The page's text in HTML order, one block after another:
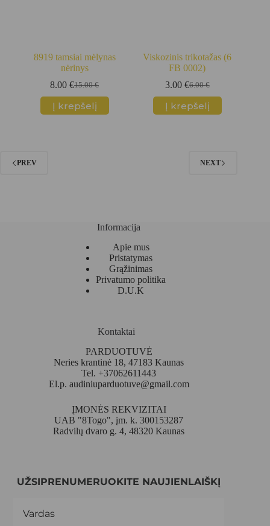
8919 tamsiai mėlynas
nėrinys
15.00€
Original
price
was:
8.00€Current
price
is:
Į krepšelį
Viskozinis trikotažas (6
FB 0002)
6.00€
Original
price
was:
3.00 €Current
price
is:
Į krepšelį
PREV NEXT
Informacija
Apie mus
Pristatymas
Grąžinimas
Privatumo politika
D.U.K
Kontaktai
PARDUOTUVĖ
Neries krantinė 18, 47183 Kaunas
Tel. +37062611443
El.p. audiniuparduotuve@gmail.com
ĮMONĖS REKVIZITAI
UAB "8Togo", įm. k. 300153287
Radvilų dvaro g. 4, 48320 Kaunas
UŽSIPRENUMERUOKITE NAUJIENLAIŠKĮ